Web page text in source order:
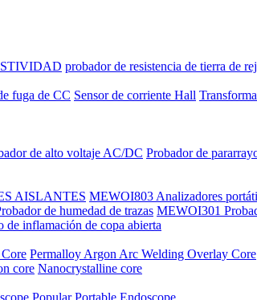
probador de resistencia de tierra de
fuga de CC Sensor de corriente Hall
de alto voltaje AC/DC Probador de
AISLANTES MEWOI803 Analizadores
de humedad de trazas MEWOI301
inflamación de copa abierta
Permalloy Argon Arc Welding Overlay Core
core Nanocrystalline core